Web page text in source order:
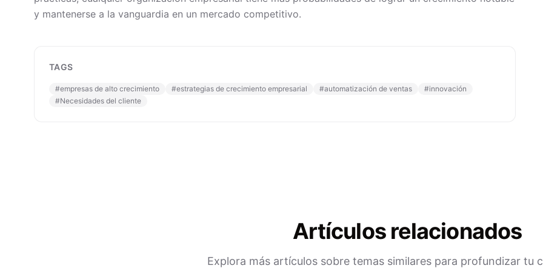
y mantenerse a la vanguardia en un mercado competitivo.
TAGS
#empresas de alto crecimiento #estrategias de crecimiento empresarial #automatización de ventas #innovación
#Necesidades del cliente
Artículos relacionados
Explora más artículos sobre temas similares para profundizar tu